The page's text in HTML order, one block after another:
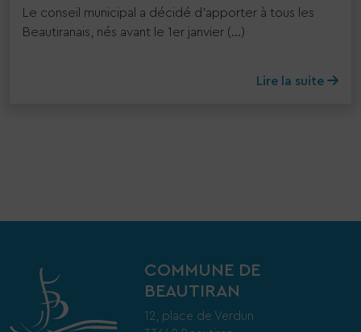
Le conseil municipal a décidé d’apporter à tous les
Beautiranais, nés avant le 1er janvier (...)
Lire la suite
COMMUNE DE
BEAUTIRAN
12, place de Verdun